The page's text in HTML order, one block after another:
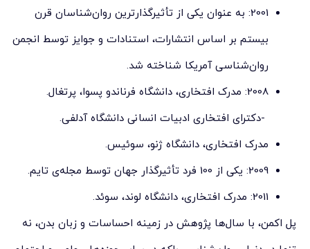
2001: به عنوان یکی از تأثیرگذارترین روان‌شناسان قرن
بیستم بر اساس انتشارات، استنادات و جوایز توسط انجمن
روان‌شناسی آمریکا شناخته شد.
2008: مدرک افتخاری، دانشگاه فرناندو پسوا، پرتغال.
-دکترای افتخاری ادبیات انسانی دانشگاه آدلفی.
مدرک افتخاری، دانشگاه ژنو، سوئیس.
2009: یکی از 100 فرد تأثیرگذار جهان توسط مجله‌ی تایم.
2011: مدرک افتخاری، دانشگاه لوند، سوئد.
پل اکمن، با سال‌ها پژوهش در زمینه احساسات و زبان بدن، نه